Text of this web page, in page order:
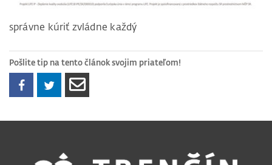
správne kúriť zvládne každý
Pošlite tip na tento článok svojim priateľom!